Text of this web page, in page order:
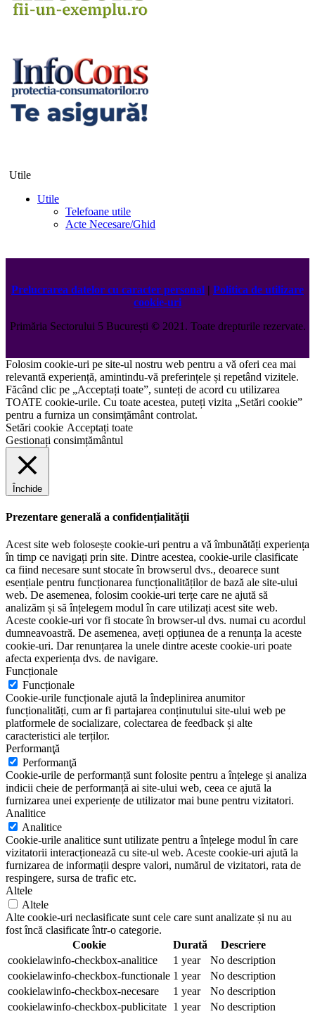
Utile
Utile
Telefoane utile
Acte Necesare/Ghid
Prelucrarea datelor cu caracter personal | Politica de utilizare
cookie-uri
Primăria Sectorului 5 București ©️2021. Toate drepturile rezervate.
Folosim cookie-uri pe site-ul nostru web pentru a vă oferi cea mai
relevantă experiență, amintindu-vă preferințele și repetând vizitele.
Făcând clic pe „Acceptați toate”, sunteți de acord cu utilizarea
TOATE cookie-urile. Cu toate acestea, puteți vizita „Setări cookie”
pentru a furniza un consimțământ controlat.
Setări cookie Acceptați toate
Gestionați consimțământul
Închide
Prezentare generală a confidențialității
Acest site web folosește cookie-uri pentru a vă îmbunătăți experiența
în timp ce navigați prin site. Dintre acestea, cookie-urile clasificate
ca fiind necesare sunt stocate în browserul dvs., deoarece sunt
esențiale pentru funcționarea funcționalităților de bază ale site-ului
web. De asemenea, folosim cookie-uri terțe care ne ajută să
analizăm și să înțelegem modul în care utilizați acest site web.
Aceste cookie-uri vor fi stocate în browser-ul dvs. numai cu acordul
dumneavoastră. De asemenea, aveți opțiunea de a renunța la aceste
cookie-uri. Dar renunțarea la unele dintre aceste cookie-uri poate
afecta experiența dvs. de navigare.
Funcționale
Funcționale
Cookie-urile funcționale ajută la îndeplinirea anumitor
funcționalități, cum ar fi partajarea conținutului site-ului web pe
platformele de socializare, colectarea de feedback și alte
caracteristici ale terților.
Performanţă
Performanţă
Cookie-urile de performanță sunt folosite pentru a înțelege și analiza
indicii cheie de performanță ai site-ului web, ceea ce ajută la
furnizarea unei experiențe de utilizator mai bune pentru vizitatori.
Analitice
Analitice
Cookie-urile analitice sunt utilizate pentru a înțelege modul în care
vizitatorii interacționează cu site-ul web. Aceste cookie-uri ajută la
furnizarea de informații despre valori, numărul de vizitatori, rata de
respingere, sursa de trafic etc.
Altele
Altele
Alte cookie-uri neclasificate sunt cele care sunt analizate și nu au
fost încă clasificate într-o categorie.
Cookie
Durată
Descriere
cookielawinfo-checkbox-analitice
1 year
No description
cookielawinfo-checkbox-functionale 1 year
No description
cookielawinfo-checkbox-necesare
1 year
No description
cookielawinfo-checkbox-publicitate 1 year
No description